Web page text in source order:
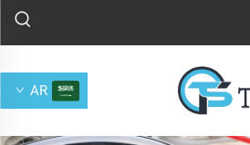
AR